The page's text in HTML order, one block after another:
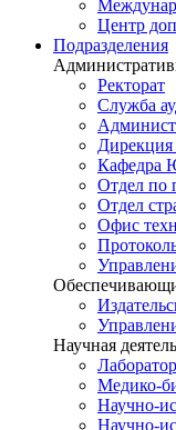
Центр
Подразделения
Ректорат
Служба
Дирекция
Кафедра
Отдел по
Отдел
Офис
Научная
Медико-
Научно-
Научно-